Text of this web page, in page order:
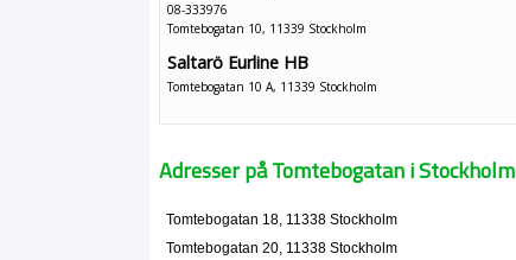
08-333976
Tomtebogatan 10, 11339 Stockholm
Saltarö Eurline HB
Tomtebogatan 10 A, 11339 Stockholm
Karin Boerman Danielsson
E. Schyllander Konsult
Adresser på Tomtebogatan i Stockholm
Tomtebogatan 18, 11338 Stockholm
Tomtebogatan 20, 11338 Stockholm